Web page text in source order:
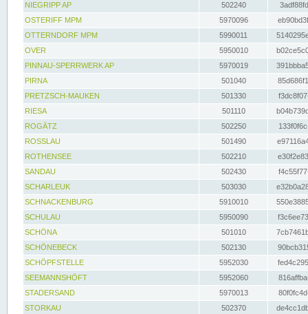
NIEGRIPP AP
502240
OSTERIFF MPM
5970096
OTTERNDORF MPM
5990011
OVER
5950010
PINNAU-SPERRWERK AP
5970019
PIRNA
501040
PRETZSCH-MAUKEN
501330
RIESA
501110
ROGÄTZ
502250
ROSSLAU
501490
ROTHENSEE
502210
SANDAU
502430
SCHARLEUK
503030
SCHNACKENBURG
5910010
SCHULAU
5950090
SCHÖNA
501010
SCHÖNEBECK
502130
SCHÖPFSTELLE
5952030
SEEMANNSHÖFT
5952060
STADERSAND
5970013
STORKAU
502370